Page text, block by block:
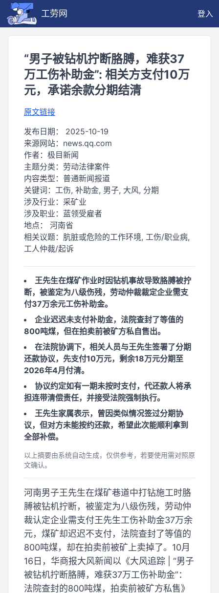
工劳网 登入
“男子被钻机拧断胳膊，难获37
万工伤补助金”: 相关方支付10万
元，承诺余款分期结清
原文链接
发布日期： 2025-10-19
来源网站： news.qq.com
作者： 极目新闻
主题分类： 劳动法律案件
内容类型： 普通新闻报道
关键词： 工伤, 补助金, 男子, 大风, 分期
涉及行业： 采矿业
涉及职业： 蓝领受雇者
地点： 河南省
相关议题： 肮脏或危险的工作环境, 工伤/职业病,
工人仲裁/起诉
王先生在煤矿作业时因钻机事故导致胳膊被拧
断，被鉴定为八级伤残，劳动仲裁裁定企业需支
付37万余元工伤补助金。
企业迟迟未支付补助金，法院查封了等值的
800吨煤，但在拍卖前被矿方私自售出。
在法院协调下，相关人员与王先生签署了分期
还款协议，先支付10万元，剩余18万元分期至
2026年4月付清。
协议约定如有一期未按时支付，代还款人将承
担连带清偿责任，并接受法院强制执行。
王先生家属表示，曾因类似情况签过分期协
议，但对方未能按约还款，希望此次能顺利拿到
全部补偿。
以上摘要由系统自动生成，仅供参考，若要使用需对照原
文确认。
河南男子王先生在煤矿巷道中打钻施工时胳
膊被钻机拧断，被鉴定为八级伤残，劳动仲
裁认定企业需支付王先生工伤补助金37万余
元，煤矿却迟迟不支付，法院查封了等值的
800吨煤，却在拍卖前被矿上卖掉了。10月
16日，华商报大风新闻以《大风追踪 | “男子
被钻机拧断胳膊，难获37万工伤补助金”：
法院查封的800吨煤，拍卖前被矿方私售》